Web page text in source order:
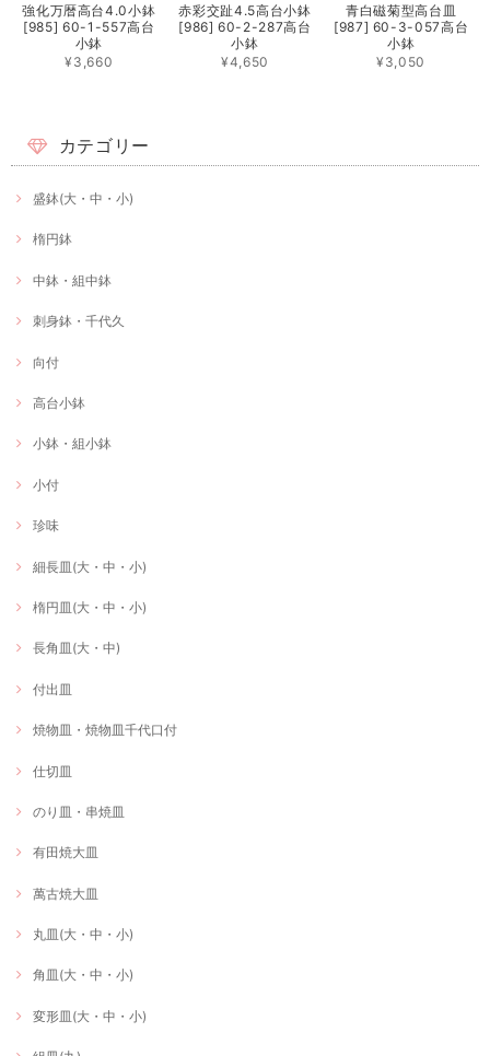
強化万暦高台4.0小鉢
[985] 60-1-557高台
小鉢
¥3,660
赤彩交趾4.5高台小鉢
[986] 60-2-287高台
小鉢
¥4,650
青白磁菊型高台皿
[987] 60-3-057高台
小鉢
¥3,050
カテゴリー
盛鉢(大・中・小)
楕円鉢
中鉢・組中鉢
刺身鉢・千代久
向付
高台小鉢
小鉢・組小鉢
小付
珍味
細長皿(大・中・小)
楕円皿(大・中・小)
長角皿(大・中)
付出皿
焼物皿・焼物皿千代口付
仕切皿
のり皿・串焼皿
有田焼大皿
萬古焼大皿
丸皿(大・中・小)
角皿(大・中・小)
変形皿(大・中・小)